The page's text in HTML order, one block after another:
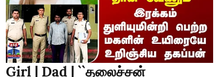
Girl | Dad | ``தலைச்சன்